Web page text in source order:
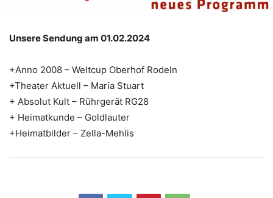
Unsere Sendung am 01.02.2024
+Anno 2008 – Weltcup Oberhof Rodeln
+Theater Aktuell – Maria Stuart
+ Absolut Kult – Rührgerät RG28
+ Heimatkunde – Goldlauter
+Heimatbilder – Zella-Mehlis